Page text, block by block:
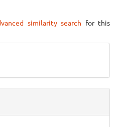
similarity search for this